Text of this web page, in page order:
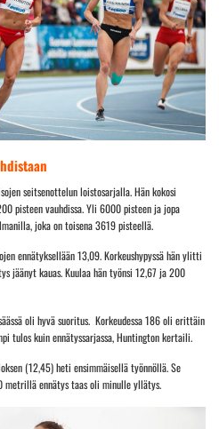
seitsenottelun loistosarjalla. Hän kokosi
pisteen vauhdissa. Yli 6000 pisteen ja jopa
joka on toisena 3619 pisteellä.
ennätyksellään 13,09. Korkeushypyssä hän ylitti
jäänyt kauas. Kuulaa hän työnsi 12,67 ja 200
oli hyvä suoritus. Korkeudessa 186 oli erittäin
tulos kuin ennätyssarjassa, Huntington kertaili.
(12,45) heti ensimmäisellä työnnöllä. Se
ennätys taas oli minulle yllätys.